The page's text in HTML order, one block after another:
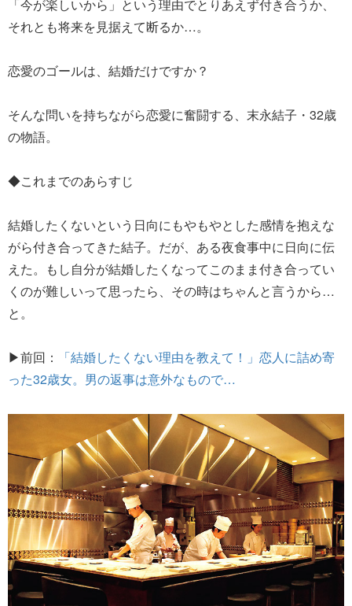
「今が楽しいから」という理由でとりあえず付き合うか、
それとも将来を見据えて断るか…。
恋愛のゴールは、結婚だけですか？
そんな問いを持ちながら恋愛に奮闘する、末永結子・32歳
の物語。
◆これまでのあらすじ
結婚したくないという日向にもやもやとした感情を抱えな
がら付き合ってきた結子。だが、ある夜食事中に日向に伝
えた。もし自分が結婚したくなってこのまま付き合ってい
くのが難しいって思ったら、その時はちゃんと言うから…
と。
▶前回：
「結婚したくない理由を教えて！」恋人に詰め寄
った32歳女。男の返事は意外なもので…